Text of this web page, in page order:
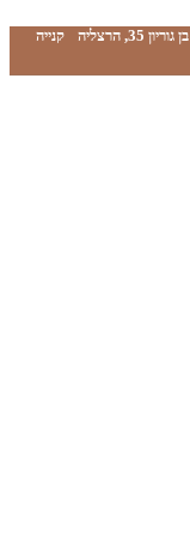
בן גוריון 35, הרצליה
קנייה